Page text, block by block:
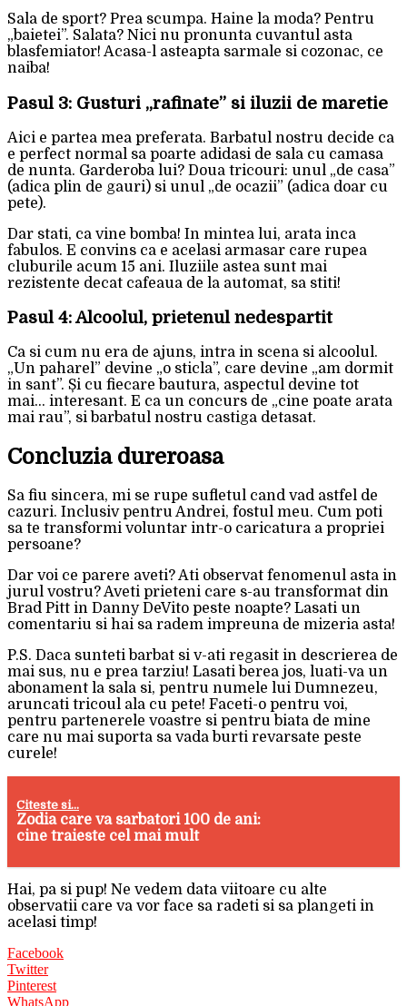
Sala de sport? Prea scumpa. Haine la moda? Pentru
„baietei”. Salata? Nici nu pronunta cuvantul asta
blasfemiator! Acasa-l asteapta sarmale si cozonac, ce
naiba!
Pasul 3: Gusturi „rafinate” si iluzii de maretie
Aici e partea mea preferata. Barbatul nostru decide ca
e perfect normal sa poarte adidasi de sala cu camasa
de nunta. Garderoba lui? Doua tricouri: unul „de casa”
(adica plin de gauri) si unul „de ocazii” (adica doar cu
pete).
Dar stati, ca vine bomba! In mintea lui, arata inca
fabulos. E convins ca e acelasi armasar care rupea
cluburile acum 15 ani. Iluziile astea sunt mai
rezistente decat cafeaua de la automat, sa stiti!
Pasul 4: Alcoolul, prietenul nedespartit
Ca si cum nu era de ajuns, intra in scena si alcoolul.
„Un paharel” devine „o sticla”, care devine „am dormit
in sant”. Și cu fiecare bautura, aspectul devine tot
mai… interesant. E ca un concurs de „cine poate arata
mai rau”, si barbatul nostru castiga detasat.
Concluzia dureroasa
Sa fiu sincera, mi se rupe sufletul cand vad astfel de
cazuri. Inclusiv pentru Andrei, fostul meu. Cum poti
sa te transformi voluntar intr-o caricatura a propriei
persoane?
Dar voi ce parere aveti? Ati observat fenomenul asta in
jurul vostru? Aveti prieteni care s-au transformat din
Brad Pitt in Danny DeVito peste noapte? Lasati un
comentariu si hai sa radem impreuna de mizeria asta!
P.S. Daca sunteti barbat si v-ati regasit in descrierea de
mai sus, nu e prea tarziu! Lasati berea jos, luati-va un
abonament la sala si, pentru numele lui Dumnezeu,
aruncati tricoul ala cu pete! Faceti-o pentru voi,
pentru partenerele voastre si pentru biata de mine
care nu mai suporta sa vada burti revarsate peste
curele!
Citeste si...
Zodia care va sarbatori 100 de ani:
cine traieste cel mai mult
Hai, pa si pup! Ne vedem data viitoare cu alte
observatii care va vor face sa radeti si sa plangeti in
acelasi timp!
Facebook
Twitter
Pinterest
WhatsApp